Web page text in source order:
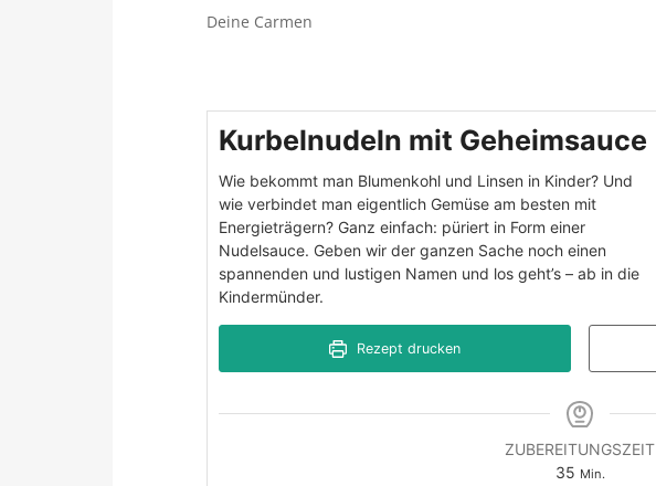
Deine Carmen
Kurbelnudeln mit Geheimsauce
Wie bekommt man Blumenkohl und Linsen in Kinder? Und
wie verbindet man eigentlich Gemüse am besten mit
Energieträgern? Ganz einfach: püriert in Form einer
Nudelsauce. Geben wir der ganzen Sache noch einen
spannenden und lustigen Namen und los geht’s – ab in die
Kindermünder.
Rezept drucken
ZUBEREITUNGSZEIT
35Minuten
Min.